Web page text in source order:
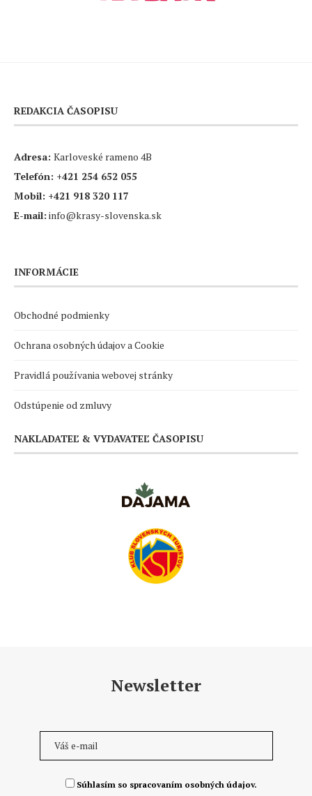
REDAKCIA ČASOPISU
Adresa: Karloveské rameno 4B
Telefón: +421 254 652 055
Mobil: +421 918 320 117
E-mail: info@krasy-slovenska.sk
INFORMÁCIE
Obchodné podmienky
Ochrana osobných údajov a Cookie
Pravidlá používania webovej stránky
Odstúpenie od zmluvy
NAKLADATEĽ & VYDAVATEĽ ČASOPISU
Newsletter
Súhlasím so spracovaním osobných údajov.